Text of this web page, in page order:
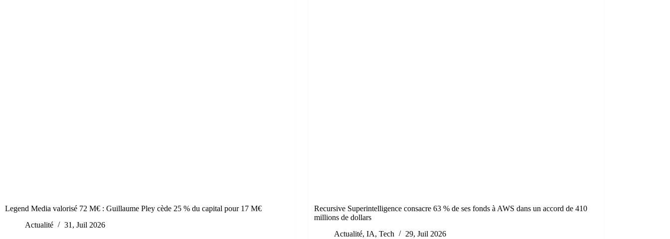
Legend Media valorisé 72 M€ : Guillaume Pley cède 25 % du capital pour 17 M€
Actualité
31, Juil 2026
Recursive Superintelligence consacre 63 % de ses fonds à AWS dans un accord de 410
millions de dollars
Actualité, IA, Tech 29, Juil 2026